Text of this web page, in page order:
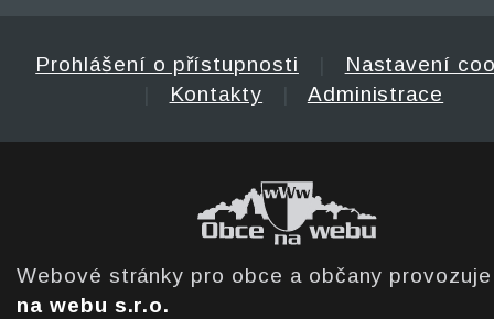
Prohlášení o přístupnosti
Nastavení
Kontakty Administrace
Webové stránky pro obce a občany
na webu s.r.o.